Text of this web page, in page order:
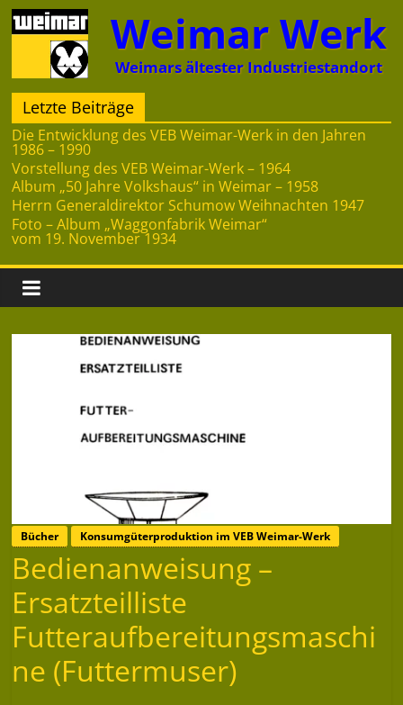
Zum
Inhalt
springen
Weimar Werk
Weimars ältester Industriestandort
Letzte Beiträge
Die Entwicklung des VEB Weimar-Werk in den Jahren
1986 – 1990
Vorstellung des VEB Weimar-Werk – 1964
Album „50 Jahre Volkshaus“ in Weimar – 1958
Herrn Generaldirektor Schumow Weihnachten 1947
Foto – Album „Waggonfabrik Weimar“
vom 19. November 1934
Bücher Konsumgüterproduktion im VEB Weimar-Werk
Bedienanweisung –
Ersatzteilliste
Futteraufbereitungsmaschi
ne (Futtermuser)